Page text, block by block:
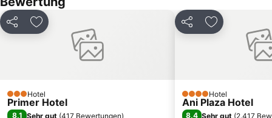
Teilen Zu Favoriten hinzufügen
3 Sterne
Hotel
Primer Hotel
8,1 Sehr gut (417 Bewertungen)
Teilen Zu Favoriten
4 SterneHotel
Ani Plaza Hotel
8,4 Sehr gut (2.417